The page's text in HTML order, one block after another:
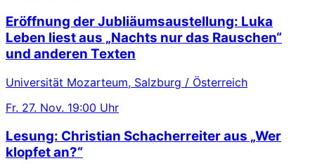
Eröffnung der Jubliäumsaustellung: Luka
Leben liest aus „Nachts nur das Rauschen“
und anderen Texten
Universität Mozarteum, Salzburg / Österreich
Fr. 27. Nov. 19:00 Uhr
Lesung: Christian Schacherreiter aus „Wer
klopfet an?“